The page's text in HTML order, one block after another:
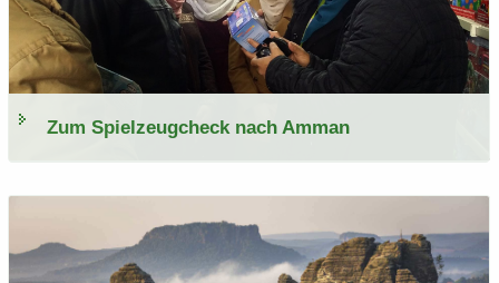
Zum Spiel­zeugcheck nach Amman